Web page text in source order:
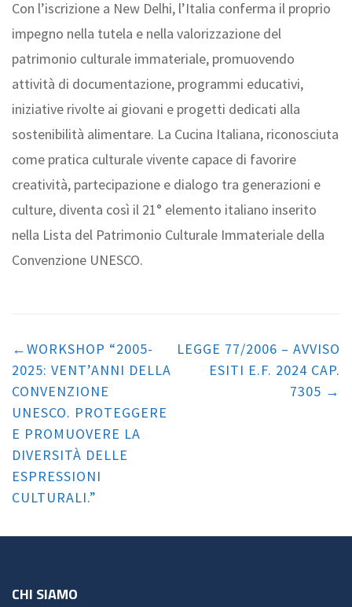
Con l’iscrizione a New Delhi, l’Italia conferma il proprio
impegno nella tutela e nella valorizzazione del
patrimonio culturale immateriale, promuovendo
attività di documentazione, programmi educativi,
iniziative rivolte ai giovani e progetti dedicati alla
sostenibilità alimentare. La Cucina Italiana, riconosciuta
come pratica culturale vivente capace di favorire
creatività, partecipazione e dialogo tra generazioni e
culture, diventa così il 21° elemento italiano inserito
nella Lista del Patrimonio Culturale Immateriale della
Convenzione UNESCO.
articoli
WORKSHOP “2005-
2025: VENT’ANNI DELLA
CONVENZIONE
UNESCO. PROTEGGERE
E PROMUOVERE LA
DIVERSITÀ DELLE
ESPRESSIONI
CULTURALI.”
LEGGE 77/2006 – AVVISO
ESITI E.F. 2024 CAP.
7305
CHI SIAMO